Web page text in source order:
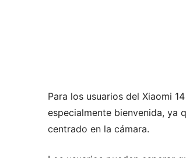
Para los usuarios del Xiaomi
especialmente bienvenida, ya
centrado en la cámara.